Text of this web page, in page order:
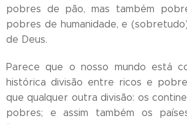
pobres de pão, mas também
pobres de humanidade, e
de Deus.
Parece que o nosso mundo está
histórica divisão entre ricos e
que qualquer outra divisão: os
pobres; e assim também os